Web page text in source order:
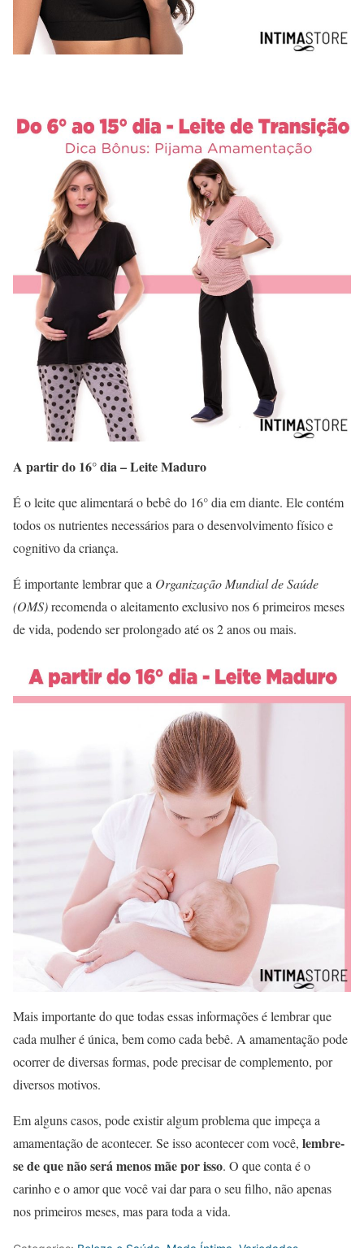
A partir do 16° dia – Leite Maduro
É o leite que alimentará o bebê do 16° dia em diante. Ele contém
todos os nutrientes necessários para o desenvolvimento físico e
cognitivo da criança.
É importante lembrar que a Organização Mundial de Saúde
(OMS)recomenda o aleitamento exclusivo nos 6 primeiros meses
de vida, podendo ser prolongado até os 2 anos ou mais.
Mais importante do que todas essas informações é lembrar que
cada mulher é única, bem como cada bebê. A amamentação pode
ocorrer de diversas formas, pode precisar de complemento, por
diversos motivos.
Em alguns casos, pode existir algum problema que impeça a
amamentação de acontecer. Se isso acontecer com você, lembre-
se de que não será menos mãe por isso. O que conta é o
carinho e o amor que você vai dar para o seu filho, não apenas
nos primeiros meses, mas para toda a vida.